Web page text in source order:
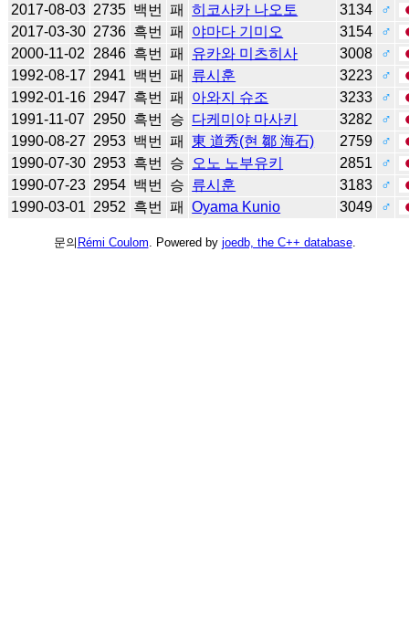
2017-08-03 2735 백번 패 히코사카 나오토 3134
♂
2017-03-30 2736 흑번 패 야마다 기미오 3154
♂
2000-11-02
2846 흑번 패 유카와 미츠히사 3008
♂
1992-08-17 2941 백번 패 류시훈 3223
♂
1992-01-16 2947 흑번 패 아와지 슈조 3233
♂
1991-11-07
2950 흑번 승 다케미야 마사키 3282
♂
1990-08-27 2953 백번 패 東 道秀(현 鄒 海石) 2759
♂
1990-07-30 2953 흑번 승 오노 노부유키 2851
♂
1990-07-23 2954 백번 승 류시훈 3183
♂
1990-03-01 2952 흑번 패 Oyama Kunio 3049 ♂
문의 Rémi Coulom . Powered by joedb, the C++ database.